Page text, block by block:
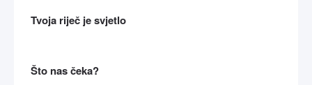
Tvoja riječ je svjetlo
Što nas čeka?